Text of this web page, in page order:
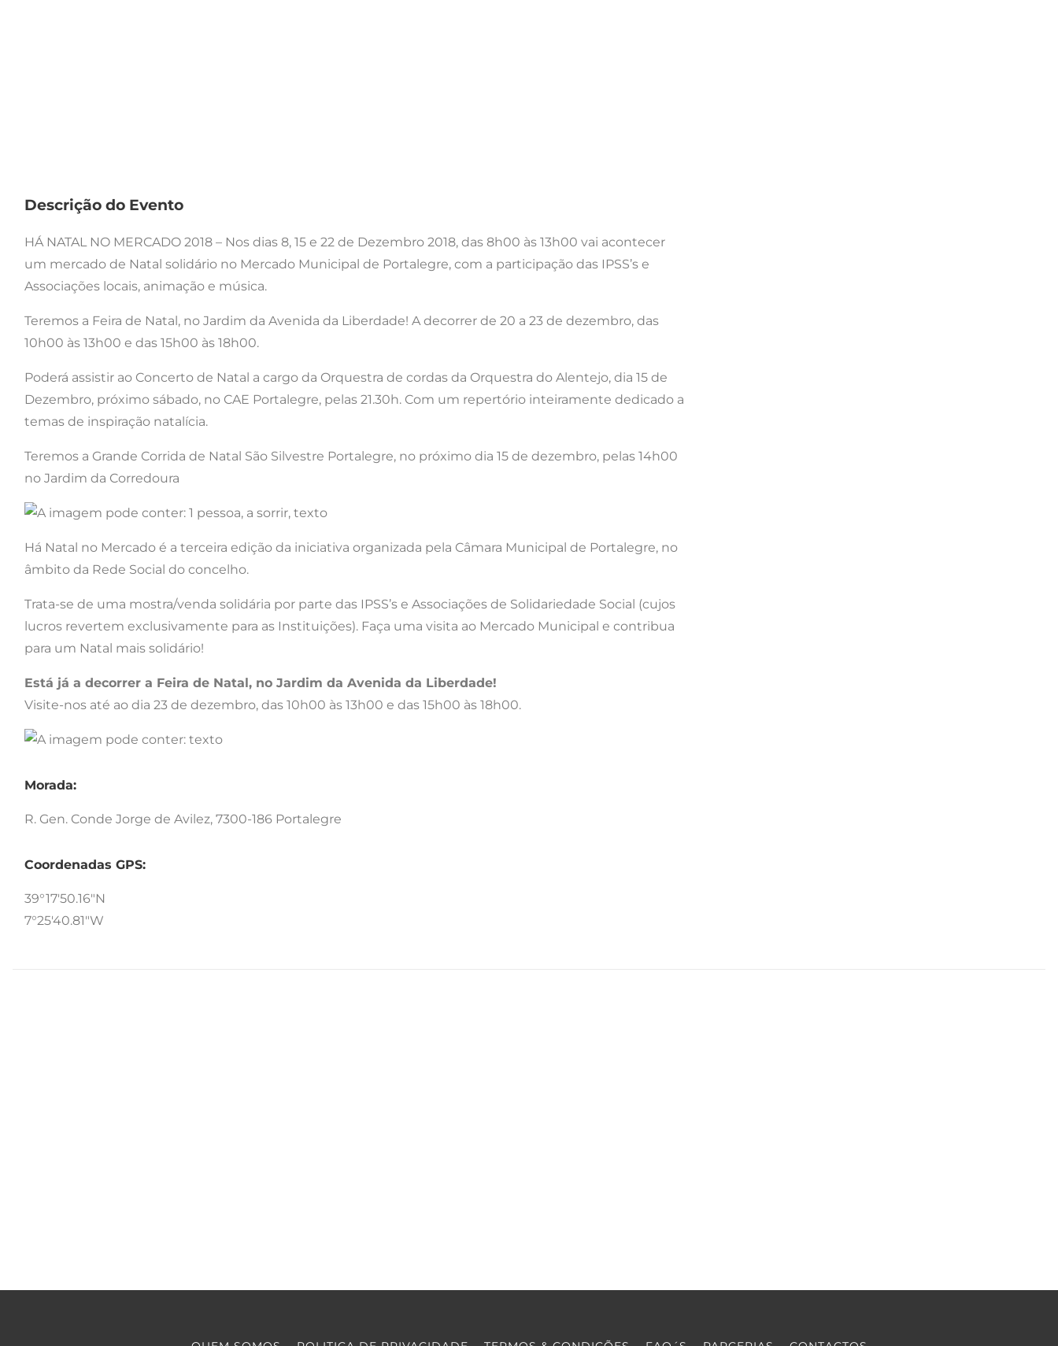
Descrição do Evento
HÁ NATAL NO MERCADO 2018 – Nos dias 8, 15 e 22 de Dezembro 2018, das 8h00 às 13h00 vai acontecer
um mercado de Natal solidário no Mercado Municipal de Portalegre, com a participação das IPSS’s e
Associações locais, animação e música.
Teremos a Feira de Natal, no Jardim da Avenida da Liberdade! A decorrer de 20 a 23 de dezembro, das
10h00 às 13h00 e das 15h00 às 18h00.
Poderá assistir ao Concerto de Natal a cargo da Orquestra de cordas da Orquestra do Alentejo, dia 15 de
Dezembro, próximo sábado, no CAE Portalegre, pelas 21.30h. Com um repertório inteiramente dedicado a
temas de inspiração natalícia.
Teremos a Grande Corrida de Natal São Silvestre Portalegre, no próximo dia 15 de dezembro, pelas 14h00
no Jardim da Corredoura
Há Natal no Mercado é a terceira edição da iniciativa organizada pela Câmara Municipal de Portalegre, no
âmbito da Rede Social do concelho.
Trata-se de uma mostra/venda solidária por parte das IPSS’s e Associações de Solidariedade Social (cujos
lucros revertem exclusivamente para as Instituições). Faça uma visita ao Mercado Municipal e contribua
para um Natal mais solidário!
Está já a decorrer a Feira de Natal, no Jardim da Avenida da Liberdade!
Visite-nos até ao dia 23 de dezembro, das 10h00 às 13h00 e das 15h00 às 18h00.
Morada:
R. Gen. Conde Jorge de Avilez, 7300-186 Portalegre
Coordenadas GPS:
39°17'50.16"N
7°25'40.81"W